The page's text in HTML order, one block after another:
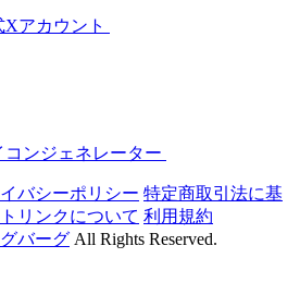
Xアカウント
コンジェネレーター
バシーポリシー 特定商取引法に基
リンクについて 利用規約
バーグ All Rights Reserved.